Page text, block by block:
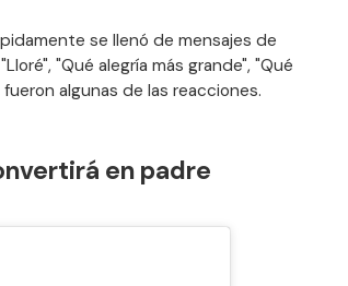
se llenó de mensajes de
"Qué alegría más grande", "Qué
algunas de las reacciones.
en padre